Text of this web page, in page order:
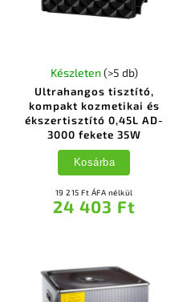
Ultrahangos tisztító,
kompakt kozmetikai és
ékszertisztító 0,45L AD-
3000 fekete 35W
Készleten (>5 db)
19 215 Ft ÁFA nélkül
24 403 Ft
Kosárba